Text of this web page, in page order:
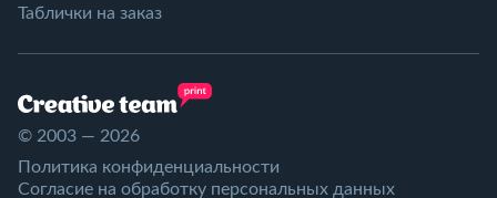
Таблички на заказ
© 2003 — 2026
Политика конфиденциальности
Согласие на обработку персональных данных